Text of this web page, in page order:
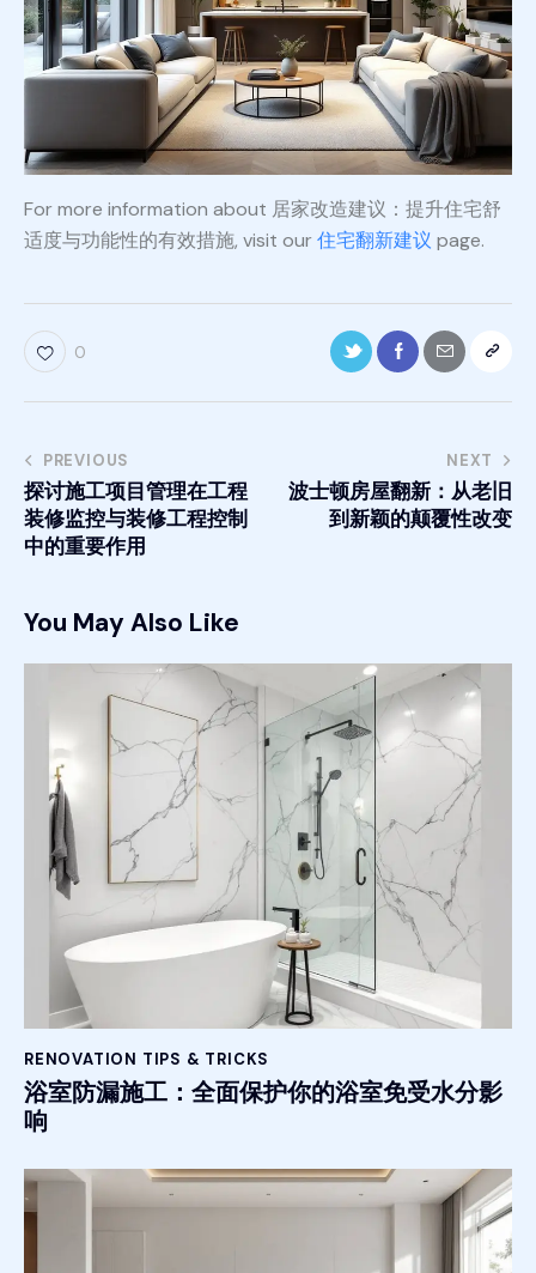
For more information about 居家改造建议：提升住宅舒
适度与功能性的有效措施, visit our住宅翻新建议 page.
0
PREVIOUS
探讨施工项目管理在工程
装修监控与装修工程控制
中的重要作用
NEXT
波士顿房屋翻新：从老旧
到新颖的颠覆性改变
You May Also Like
RENOVATION TIPS & TRICKS
浴室防漏施工：全面保护你的浴室免受水分影
响